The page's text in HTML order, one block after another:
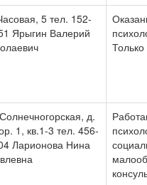
5 тел. 152-
Ярыгин Валерий
д.
1, кв.1-3 тел. 456-
Ларионова Нина